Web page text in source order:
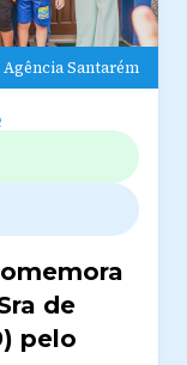
Santarém
de
pelo